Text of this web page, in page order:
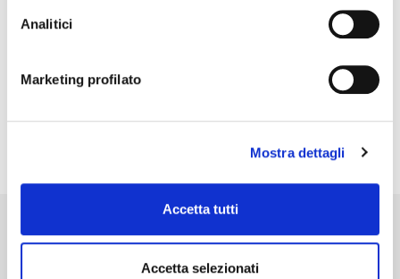
Analitici
Marketing profilato
Mostra dettagli
Accetta tutti
Accetta selezionati
informazione.Compila il modulo di
oppure scrivi a
learning-